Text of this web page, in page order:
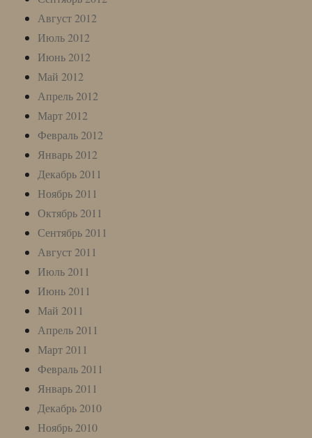
Август 2012
Июль 2012
Июнь 2012
Май 2012
Апрель 2012
Март 2012
Февраль 2012
Январь 2012
Декабрь 2011
Ноябрь 2011
Октябрь 2011
Сентябрь 2011
Август 2011
Июль 2011
Июнь 2011
Май 2011
Апрель 2011
Март 2011
Февраль 2011
Январь 2011
Декабрь 2010
Ноябрь 2010